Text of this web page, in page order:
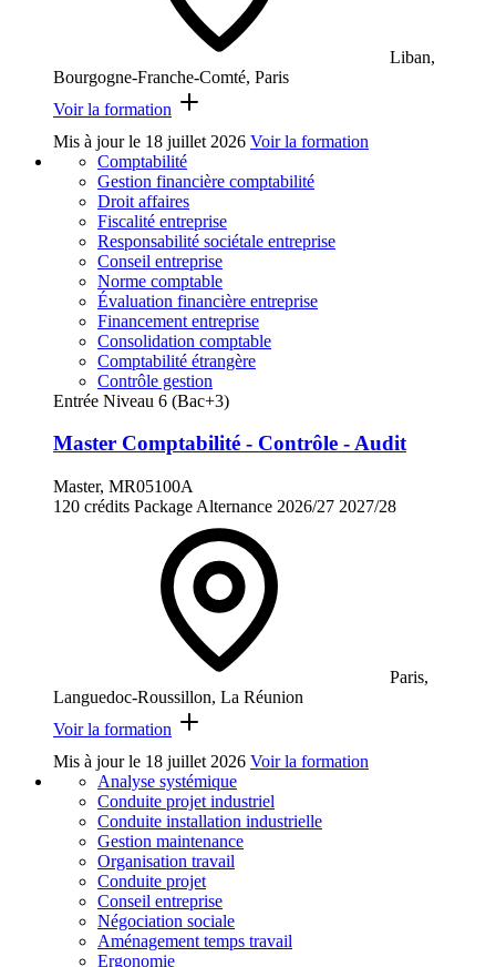
Liban,
Bourgogne-Franche-Comté, Paris
Voir la formation
Mis à jour le 18 juillet 2026 Voir la formation
Comptabilité
Gestion financière comptabilité
Droit affaires
Fiscalité entreprise
Responsabilité sociétale entreprise
Conseil entreprise
Norme comptable
Évaluation financière entreprise
Financement entreprise
Consolidation comptable
Comptabilité étrangère
Contrôle gestion
Entrée Niveau 6 (Bac+3)
Master Comptabilité - Contrôle - Audit
Master, MR05100A
120 crédits Package Alternance 2026/27 2027/28
Paris,
Languedoc-Roussillon, La Réunion
Voir la formation
Mis à jour le 18 juillet 2026 Voir la formation
Analyse systémique
Conduite projet industriel
Conduite installation industrielle
Gestion maintenance
Organisation travail
Conduite projet
Conseil entreprise
Négociation sociale
Aménagement temps travail
Ergonomie